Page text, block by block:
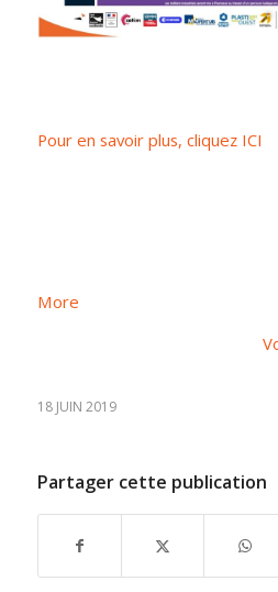
Pour en savoir plus, cliquez ICI
Moreabout
18 JUIN 2019
Partager cette publication